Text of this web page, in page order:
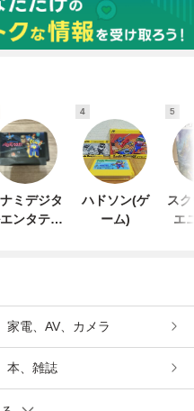
ミデジタ
ンタテイ
4
ハドソン(ゲ
ーム)
5
ス
エ
家電、AV、カメラ
本、雑誌